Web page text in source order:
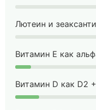
Лютеин и
Витамин Е как
Витамин D как D2